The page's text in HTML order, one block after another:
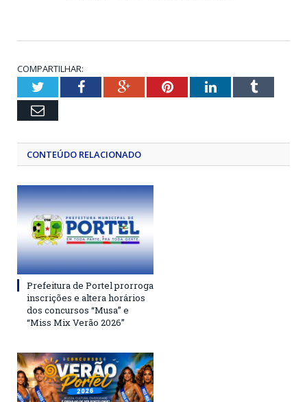
COMPARTILHAR:
TwitterFacebookGoogle+PinterestLinkedInTumblr
Email
CONTEÚDO RELACIONADO
Prefeitura de Portel prorroga
inscrições e altera horários
dos concursos “Musa” e
“Miss Mix Verão 2026”